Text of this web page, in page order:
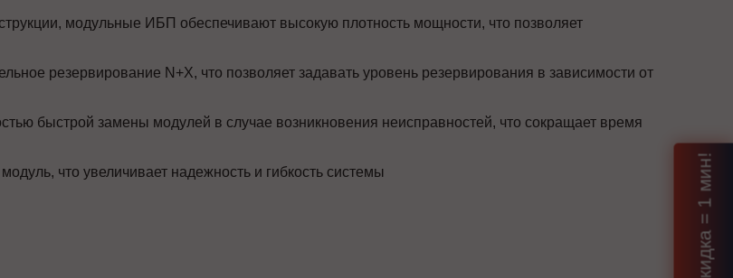
модульные ИБП обеспечивают высокую плотность мощности, что позволяет
резервирование N+X, что позволяет задавать уровень резервирования в зависимости от
быстрой замены модулей в случае возникновения неисправностей, что сокращает время
что увеличивает надежность и гибкость системы